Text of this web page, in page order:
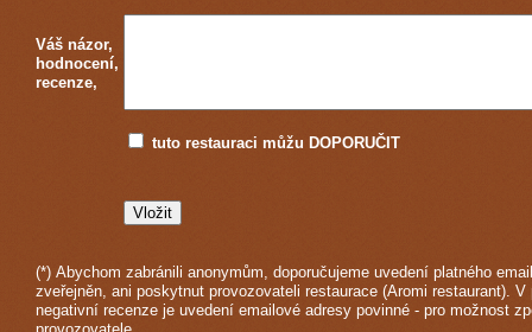
Váš názor,
hodnocení,
recenze,
tuto restauraci můžu DOPORUČIT
(*) Abychom zabránili anonymům, doporučujeme uvedení platného
zveřejněn, ani poskytnut provozovateli restaurace (Aromi restaurant).
negativní recenze je uvedení emailové adresy povinné - pro možnost